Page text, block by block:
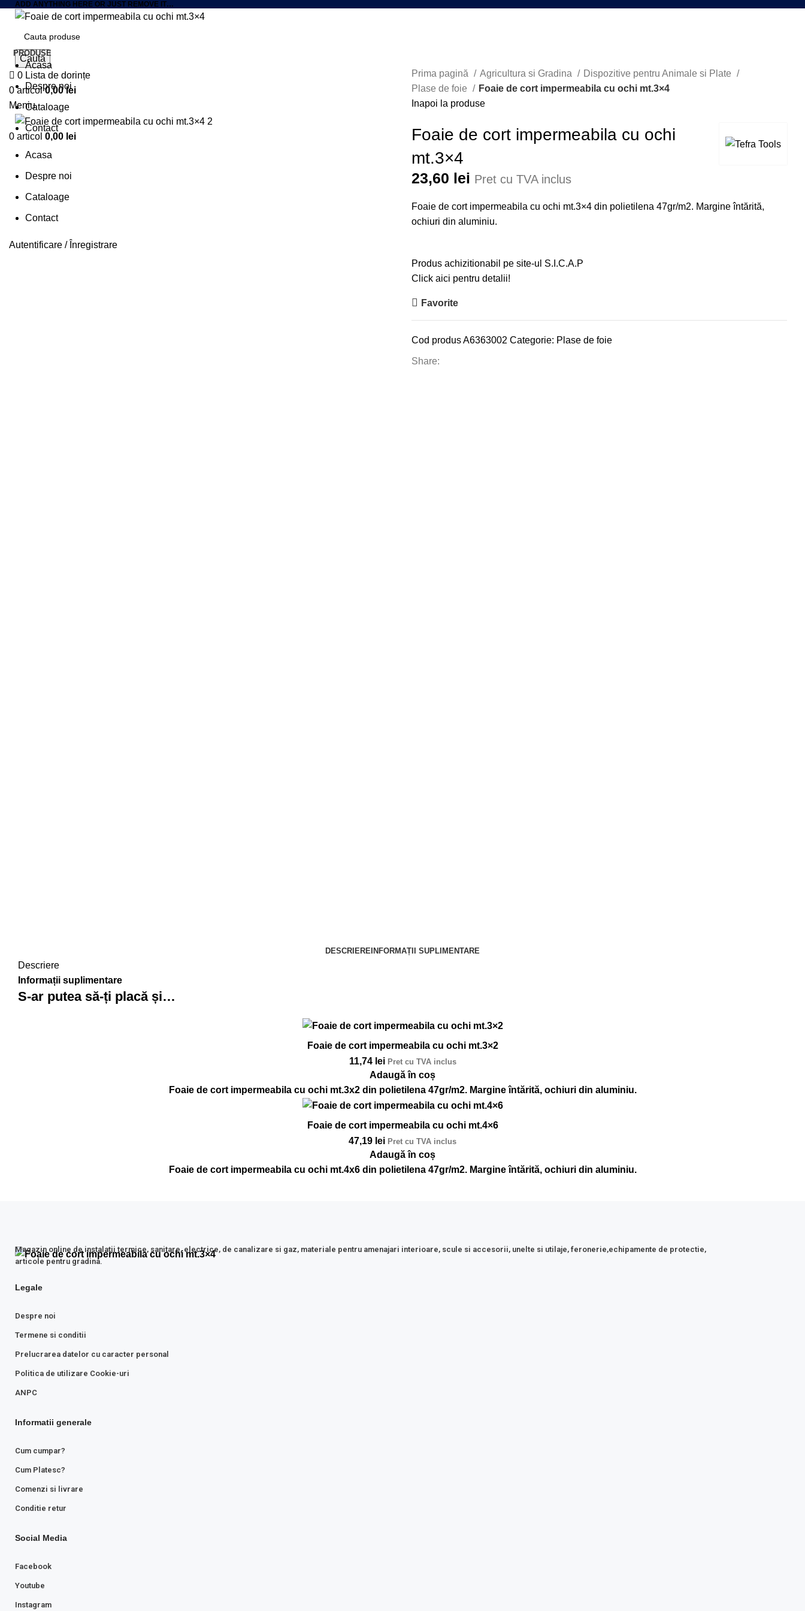
ADD ANYTHING HERE OR JUST REMOVE IT…
Caută
0 Lista de dorințe
0articol 0,00lei
Meniu
0 articol 0,00 lei
PRODUSE
Acasa
Despre noi
Cataloage
Contact
Acasa
Despre noi
Cataloage
Contact
Autentificare / Înregistrare
VÎND
UT
Prima pagină Agricultura si Gradina
Dispozitive pentru Animale si Plate
Plase de foie
Foaie de cort impermeabila cu ochi mt.3×4
Inapoi la produse
Foaie de cort impermeabila cu ochi
mt.3×4
23,60 lei Pret cu TVA inclus
Foaie de cort impermeabila cu ochi mt.3×4 din polietilena 47gr/m2. Margine întărită,
ochiuri din aluminiu.
Produs achizitionabil pe site-ul S.I.C.A.P
Click aici pentru detalii!
Favorite
Cod produsA6363002 Categorie: Plase de foie
Share:
DESCRIERE INFORMAȚII SUPLIMENTARE
Descriere
Informații suplimentare
S-ar putea să-ți placă și…
Foaie de cort impermeabila cu ochi mt.3×2
11,74 lei Pret cu TVA inclus
Adaugă în coș
Foaie de cort impermeabila cu ochi mt.3x2 din polietilena 47gr/m2. Margine întărită, ochiuri din aluminiu.
Foaie de cort impermeabila cu ochi mt.4×6
47,19 lei Pret cu TVA inclus
Adaugă în coș
Foaie de cort impermeabila cu ochi mt.4x6 din polietilena 47gr/m2. Margine întărită, ochiuri din aluminiu.
Magazin online de instalatii termice, sanitare, electrice, de canalizare si gaz, materiale pentru amenajari interioare, scule si accesorii, unelte si utilaje, feronerie,echipamente de protectie,
articole pentru gradina.
Legale
Despre noi
Termene si conditii
Prelucrarea datelor cu caracter personal
Politica de utilizare Cookie-uri
ANPC
Informatii generale
Cum cumpar?
Cum Platesc?
Comenzi si livrare
Conditie retur
Social Media
Facebook
Youtube
Instagram